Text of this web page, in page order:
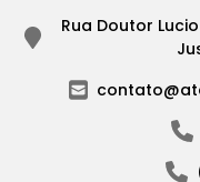
Rua Doutor